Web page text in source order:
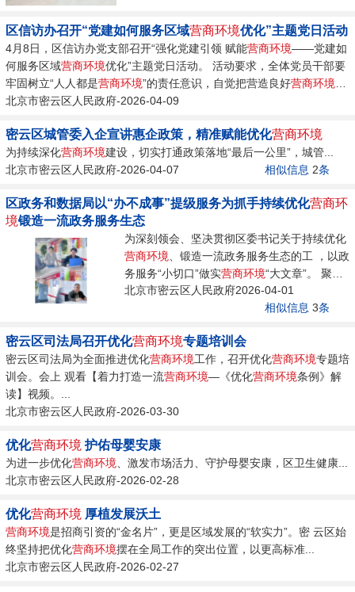
区信访办召开“党建如何服务区域营商环境优化”主题党日活动
4月8日，区信访办党支部召开“强化党建引领 赋能营商环境——党建如
何服务区域营商环境优化”主题党日活动。 活动要求，全体党员干部要
牢固树立“人人都是营商环境”的责任意识，自觉把营造良好营商环境
为应尽之责、必尽义务。...
北京市密云区人民政府-2026-04-09
密云区城管委入企宣讲惠企政策，精准赋能优化营商环境
为持续深化营商环境建设，切实打通政策落地“最后一公里”，城管...
北京市密云区人民政府-2026-04-07
相似信息 2条
区政务和数据局以“办不成事”提级服务为抓手持续优化营商环
境锻造一流政务服务生态
为深刻领会、坚决贯彻区委书记关于持续优化
营商环境 、锻造一流政务服务生态的工 ，以政
务服务“小切口”做实营商环境“大文章”。 聚焦
便民利企...
北京市密云区人民政府2026-04-01
相似信息 3条
密云区司法局召开优化营商环境专题培训会
密云区司法局为全面推进优化营商环境工作，召开优化营商环境专题培
训会。会上 观看【着力打造一流营商环境—《优化营商环境条例》解
读】视频。...
北京市密云区人民政府-2026-03-30
优化营商环境 护佑母婴安康
为进一步优化营商环境 、激发市场活力、守护母婴安康，区卫生健康...
北京市密云区人民政府-2026-02-28
优化营商环境 厚植发展沃土
营商环境是招商引资的“金名片”，更是区域发展的“软实力”。密 云区始
终坚持把优化营商环境摆在全局工作的突出位置，以更高标准...
北京市密云区人民政府-2026-02-27